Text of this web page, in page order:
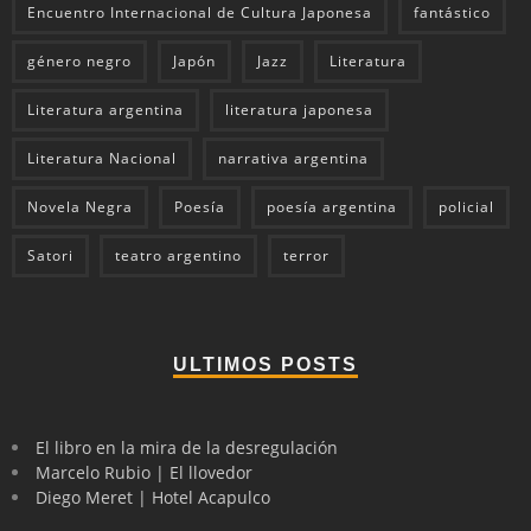
Encuentro Internacional de Cultura Japonesa fantástico
género negro Japón Jazz Literatura
Literatura argentina literatura japonesa
Literatura Nacional narrativa argentina
Novela Negra Poesía poesía argentina policial
Satori teatro argentino terror
ULTIMOS POSTS
El libro en la mira de la desregulación
Marcelo Rubio | El llovedor
Diego Meret | Hotel Acapulco